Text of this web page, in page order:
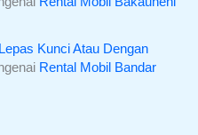
Kunci Atau Dengan
Rental Mobil Bandar